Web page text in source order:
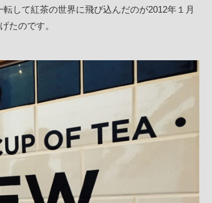
して紅茶の世界に飛び込んだのが2012年１月
たのです。